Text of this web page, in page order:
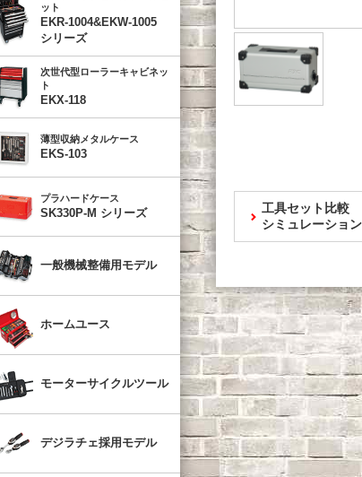
工具セット比較
シミュレーション
ット
EKR-1004&EKW-1005
シリーズ
次世代型ローラーキャビネッ
ト
EKX-118
薄型収納メタルケース
EKS-103
プラハードケース
SK330P-M シリーズ
一般機械整備用モデル
ホームユース
モーターサイクルツール
デジラチェ採用モデル